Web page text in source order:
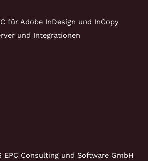
für Adobe InDesign und InCopy
und Integrationen
Consulting und Software GmbH